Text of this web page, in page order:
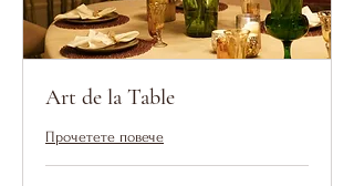
Art de la Table
Прочетете повече